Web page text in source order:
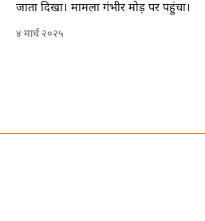
जाता दिखा। मामला गंभीर मोड़ पर पहुंचा।
४ मार्च २०२५